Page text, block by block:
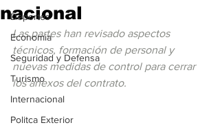
Deportes
Economia
Seguridad y Defensa
Turismo
Internacional
Politca Exterior
nacional
Las partes han revisado aspectos
técnicos, formación de personal y
nuevas medidas de control para cerrar
los anexos del contrato.